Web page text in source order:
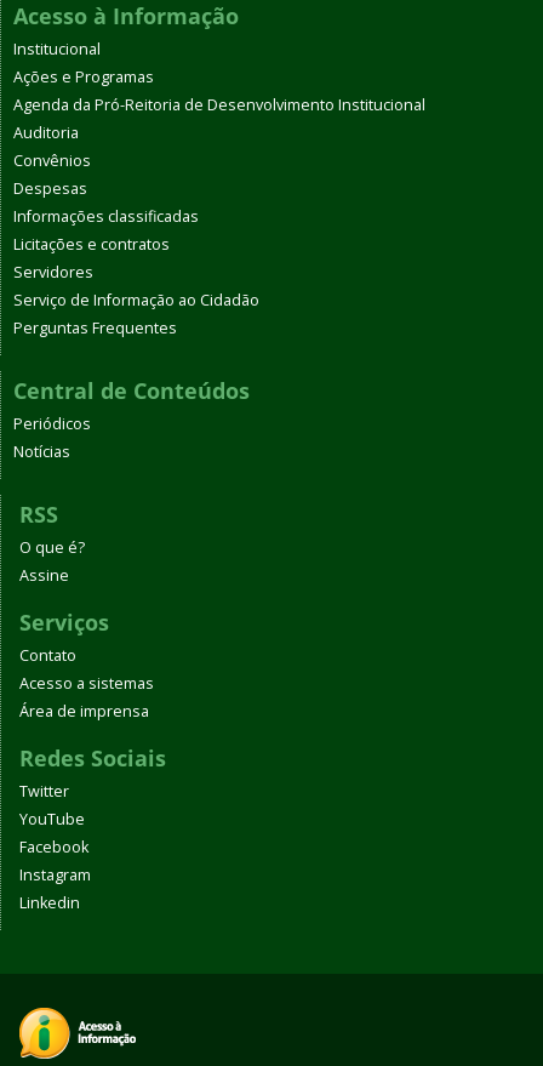
Acesso à Informação
Institucional
Ações e Programas
Agenda da Pró-Reitoria de Desenvolvimento Institucional
Auditoria
Convênios
Despesas
Informações classificadas
Licitações e contratos
Servidores
Serviço de Informação ao Cidadão
Perguntas Frequentes
Central de Conteúdos
Periódicos
Notícias
RSS
O que é?
Assine
Serviços
Contato
Acesso a sistemas
Área de imprensa
Redes Sociais
Twitter
YouTube
Facebook
Instagram
Linkedin